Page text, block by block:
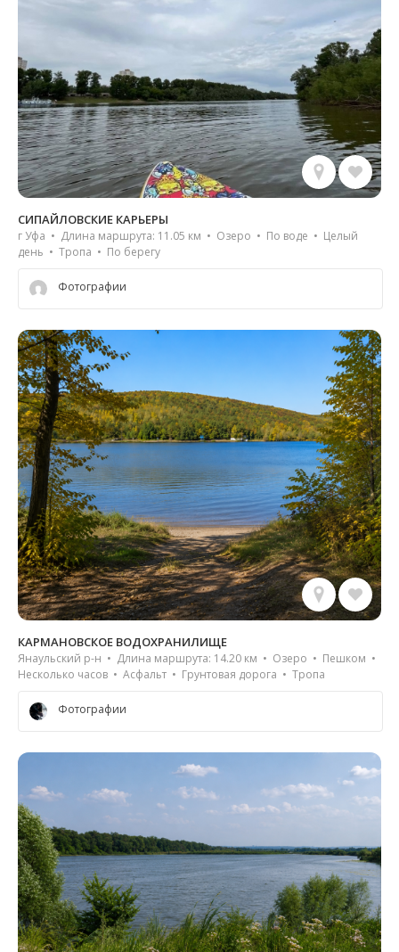
СИПАЙЛОВСКИЕ КАРЬЕРЫ
г Уфа • Длина маршрута: 11.05 км • Озеро • По воде • Целый
день • Тропа • По берегу
Фотографии
КАРМАНОВСКОЕ ВОДОХРАНИЛИЩЕ
Янаульский р-н • Длина маршрута: 14.20 км • Озеро • Пешком •
Несколько часов • Асфальт • Грунтовая дорога • Тропа
Фотографии